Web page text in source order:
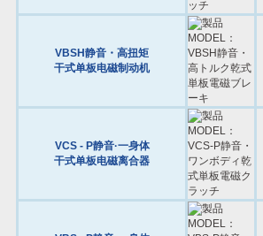
VBSH静音・高扭矩
干式单板电磁制动机
VCS - P静音·一身体
干式单板电磁离合器